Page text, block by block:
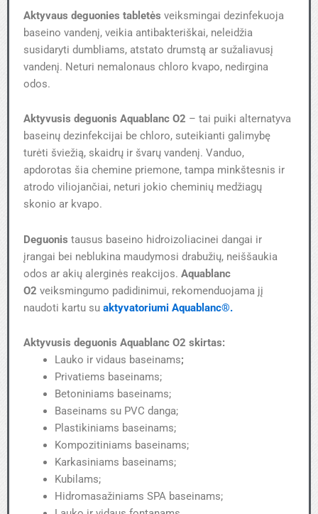
Aktyvaus deguonies tabletės veiksmingai dezinfekuoja
baseino vandenį, veikia antibakteriškai, neleidžia
susidaryti dumbliams, atstato drumstą ar sužaliavusį
vandenį. Neturi nemalonaus chloro kvapo, nedirgina
odos.
Aktyvusis deguonis Aquablanc O2 – tai puiki alternatyva
baseinų dezinfekcijai be chloro, suteikianti galimybę
turėti šviežią, skaidrų ir švarų vandenį. Vanduo,
apdorotas šia chemine priemone, tampa minkštesnis ir
atrodo viliojančiai, neturi jokio cheminių medžiagų
skonio ar kvapo.
Deguonis tausus baseino hidroizoliacinei dangai ir
įrangai bei neblukina maudymosi drabužių, neiššaukia
odos ar akių alerginės reakcijos. Aquablanc
O2 veiksmingumo padidinimui, rekomenduojama jį
naudoti kartu su aktyvatoriumi Aquablanc®.
Aktyvusis deguonis Aquablanc O2​ skirtas:
Lauko ir vidaus baseinams;
Privatiems baseinams;
Betoniniams baseinams;
Baseinams su PVC danga;
Plastikiniams baseinams;
Kompozitiniams baseinams;
Karkasiniams baseinams;
Kubilams;
Hidromasažiniams SPA baseinams;